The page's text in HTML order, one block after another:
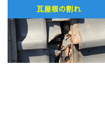
瓦屋根の割れ